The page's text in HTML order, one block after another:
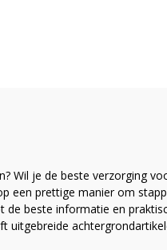
Wil je de beste verzorging
een prettige manier om
beste informatie en
uitgebreide